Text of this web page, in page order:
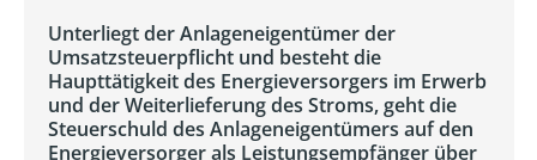
Unterliegt der Anlageneigentümer der
Umsatzsteuerpflicht und besteht die
Haupttätigkeit des Energieversorgers im Erwerb
und der Weiterlieferung des Stroms, geht die
Steuerschuld des Anlageneigentümers auf den
Energieversorger als Leistungsempfänger über